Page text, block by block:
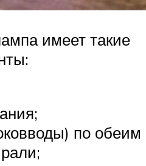
имеет такие
по обеим